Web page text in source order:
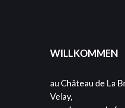
WILLKOMMEN
au Château de La
Velay,